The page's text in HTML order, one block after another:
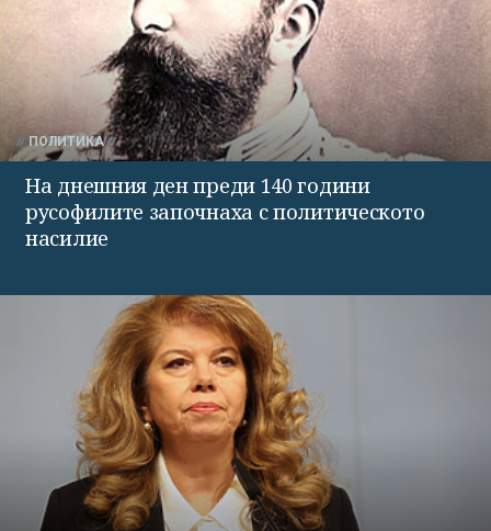
ПОЛИТИКА
На днешния ден преди 140 години
русофилите започнаха с политическото
насилие